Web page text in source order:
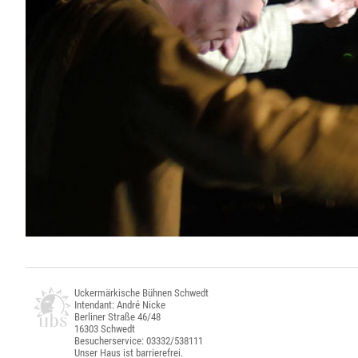
Uckermärkische Bühnen Schwedt
Intendant: André Nicke
Berliner Straße 46/48
16303 Schwedt
Besucherservice: 03332/538111
Unser Haus ist barrierefrei.